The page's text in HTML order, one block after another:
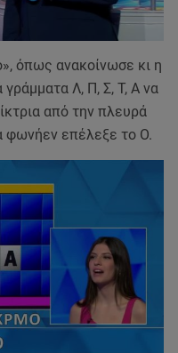
όπως ανακοίνωσε κι η
Λ, Π, Σ, Τ, Α να
από την πλευρά
φωνήεν επέλεξε το Ο.